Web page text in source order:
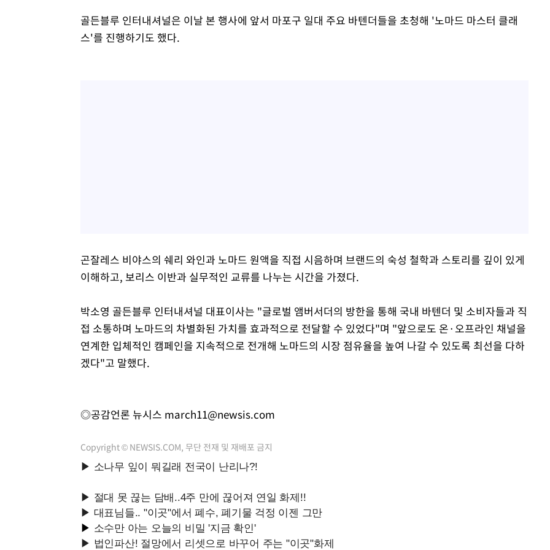
골든블루 인터내셔널은 이날 본 행사에 앞서 마포구 일대 주요 바텐더들을 초청해 '노마드 마스터 클래
스'를 진행하기도 했다.
곤잘레스 비야스의 쉐리 와인과 노마드 원액을 직접 시음하며 브랜드의 숙성 철학과 스토리를 깊이 있게
이해하고, 보리스 이반과 실무적인 교류를 나누는 시간을 가졌다.
박소영 골든블루 인터내셔널 대표이사는 "글로벌 앰버서더의 방한을 통해 국내 바텐더 및 소비자들과 직
접 소통하며 노마드의 차별화된 가치를 효과적으로 전달할 수 있었다"며 "앞으로도 온·오프라인 채널을
연계한 입체적인 캠페인을 지속적으로 전개해 노마드의 시장 점유율을 높여 나갈 수 있도록 최선을 다하
겠다"고 말했다.
◎공감언론 뉴시스 march11@newsis.com
Copyright © NEWSIS.COM, 무단 전재 및 재배포 금지